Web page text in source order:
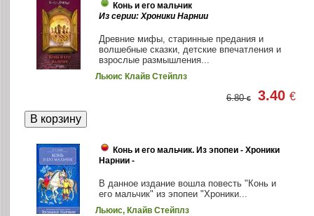
Конь и его мальчик
Из серии: Хроники Нарнии
Древние мифы, старинные предания и
волшебные сказки, детские впечатления и
взрослые размышления...
Льюис Клайв Стейплз
6.80€ 3.40€
Конь и его мальчик. Из эпопеи - Хроники
Нарнии -
В данное издание вошла повесть "Конь и
его мальчик" из эпопеи "Хроники...
Льюис, Клайв Стейплз